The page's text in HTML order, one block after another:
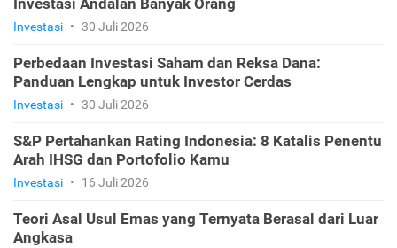
Investasi Andalan Banyak Orang
Investasi • 30 Juli 2026
Perbedaan Investasi Saham dan Reksa Dana:
Panduan Lengkap untuk Investor Cerdas
Investasi • 30 Juli 2026
S&P Pertahankan Rating Indonesia: 8 Katalis Penentu
Arah IHSG dan Portofolio Kamu
Investasi • 16 Juli 2026
Teori Asal Usul Emas yang Ternyata Berasal dari Luar
Angkasa